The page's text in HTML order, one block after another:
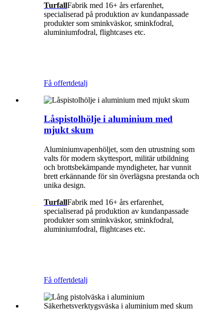
TurfallFabrik med 16+ års erfarenhet,
specialiserad på produktion av kundanpassade
produkter som sminkväskor, sminkfodral,
aluminiumfodral, flightcases etc.
Få offertdetalj
Låspistolhölje i aluminium med
mjukt skum
Aluminiumvapenhöljet, som den utrustning som
valts för modern skyttesport, militär utbildning
och brottsbekämpande myndigheter, har vunnit
brett erkännande för sin överlägsna prestanda och
unika design.
TurfallFabrik med 16+ års erfarenhet,
specialiserad på produktion av kundanpassade
produkter som sminkväskor, sminkfodral,
aluminiumfodral, flightcases etc.
Få offertdetalj